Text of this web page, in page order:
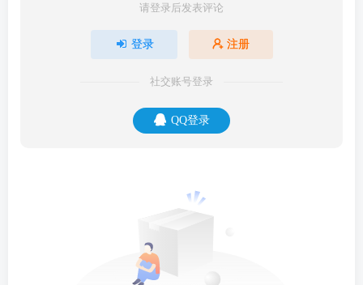
请登录后发表评论
登录 注册
社交账号登录
QQ登录